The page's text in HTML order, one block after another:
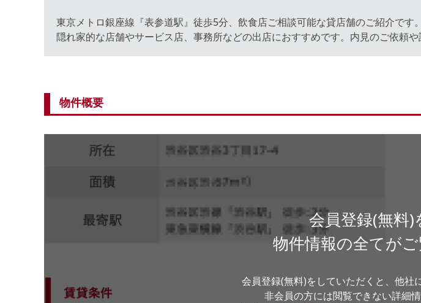
東京メトロ銀座線『表参道駅』徒歩5分、飲食店ご相談可能な貸店舗のご紹介で
隠れ家的な店舗やサービス店、事務所などの出店におすすめです。内見のご依頼
物件概要
会員登録(無料
物件情報の全てがご
会員登録(無料)をしていただくと、他社
非会員の方には閲覧できない詳細